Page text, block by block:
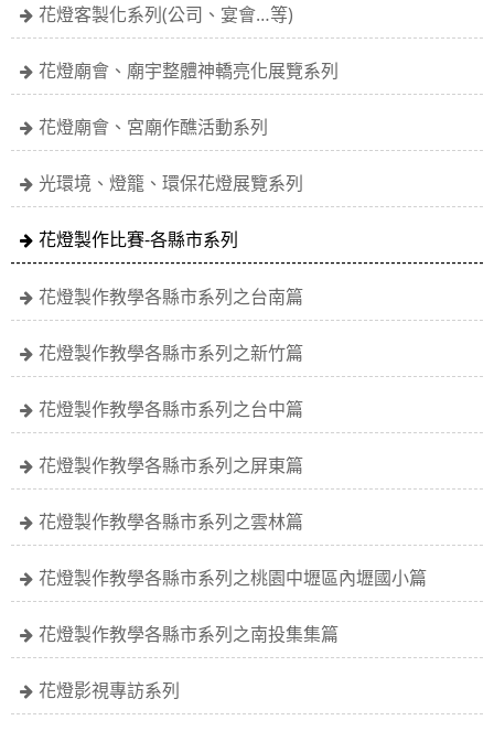
花燈客製化系列(公司、宴會…等)
花燈廟會、廟宇整體神轎亮化展覽系列
花燈廟會、宮廟作醮活動系列
光環境、燈籠、環保花燈展覽系列
花燈製作比賽-各縣市系列
花燈製作教學各縣市系列之台南篇
花燈製作教學各縣市系列之新竹篇
花燈製作教學各縣市系列之台中篇
花燈製作教學各縣市系列之屏東篇
花燈製作教學各縣市系列之雲林篇
花燈製作教學各縣市系列之桃園中壢區內壢國小篇
花燈製作教學各縣市系列之南投集集篇
花燈影視專訪系列